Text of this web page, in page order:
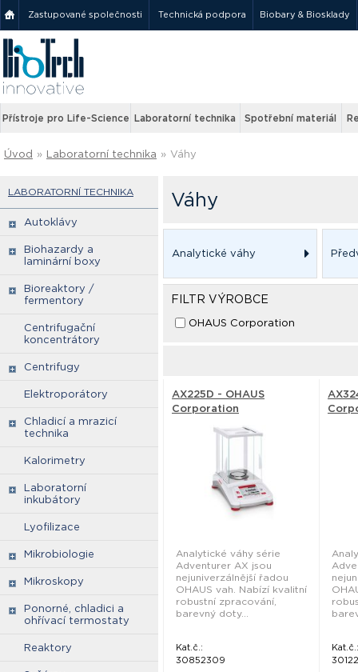
Zastupované společnosti Technická podpora Biobary & Biosklady
Přístroje pro Life-Science Laboratorní technika Spotřební materiál
Úvod » Laboratorní technika » Váhy
LABORATORNÍ TECHNIKA
Autoklávy
Biohazardy a
laminární boxy
Bioreaktory /
fermentory
Centrifugační
koncentrátory
Centrifugy
Elektroporátory
Chladicí a mrazicí
technika
Kalorimetry
Laboratorní
inkubátory
Lyofilizace
Mikrobiologie
Mikroskopy
Ponorné, chladici a
ohřívací termostaty
Reaktory
Váhy
Analytické váhy
FILTR VÝROBCE
OHAUS Corporation
AX225D - OHAUS
Corporation
Analytické váhy série
Adventurer AX jsou
nejuniverzálnější řadou
OHAUS vah. Nabízí kvalitní
robustní zpracování,
barevný doty...
Kat.č.:
30852309
Kat.č.: